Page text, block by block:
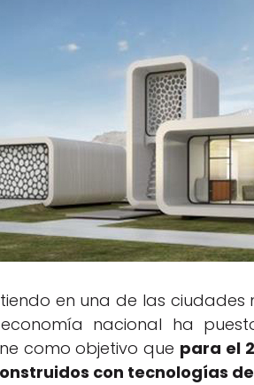
en una de las
nacional ha
como objetivo que para el
con tecnologías